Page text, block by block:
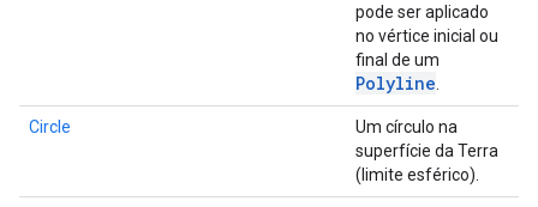
pode ser aplicado
no vértice inicial ou
final de um
Polyline
Circle
Um círculo na
superfície da Terra
(limite esférico).